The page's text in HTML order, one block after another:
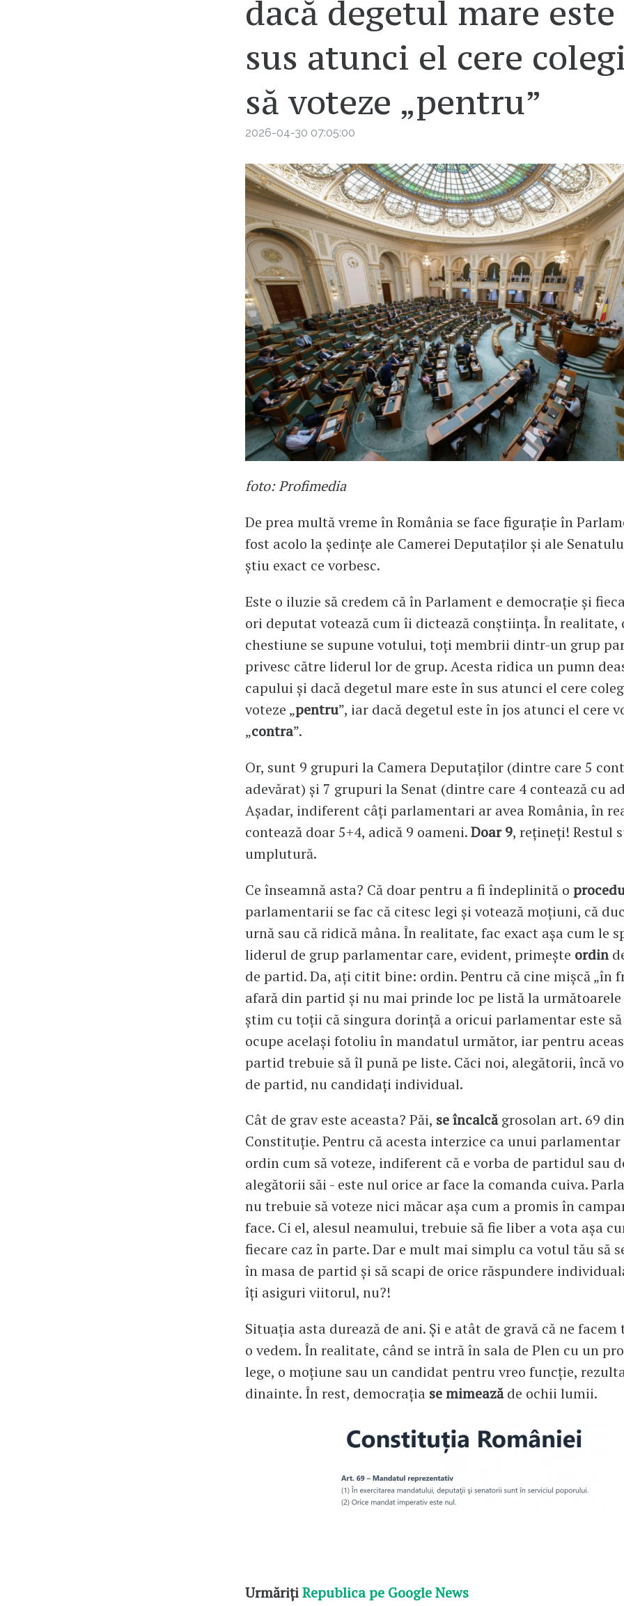
dacă degetul mare
sus atunci el cere
să voteze „pentru”
2026-04-30 07:05:00
foto: Profimedia
De prea multă vreme în România se face figurație în
fost acolo la ședințe ale Camerei Deputaților și ale
știu exact ce vorbesc.
Este o iluzie să credem că în Parlament e democrație și
ori deputat votează cum îi dictează conștiința. În realitate,
chestiune se supune votului, toți membrii dintr-un grup
privesc către liderul lor de grup. Acesta ridica un pumn
capului și dacă degetul mare este în sus atunci el cere
voteze „pentru”, iar dacă degetul este în jos atunci el cere
„contra”.
Or, sunt 9 grupuri la Camera Deputaților (dintre care 5
adevărat) și 7 grupuri la Senat (dintre care 4 contează cu
Așadar, indiferent câți parlamentari ar avea România, în
contează doar 5+4, adică 9 oameni.Doar 9, rețineți! Restul
umplutură.
Ce înseamnă asta? Că doar pentru a fi îndeplinită o
parlamentarii se fac că citesc legi și votează moțiuni, că
urnă sau că ridică mâna. În realitate, fac exact așa cum le
liderul de grup parlamentar care, evident, primește ordin
de partid. Da, ați citit bine: ordin. Pentru că cine mișcă „în
afară din partid și nu mai prinde loc pe listă la următoarele
știm cu toții că singura dorință a oricui parlamentar este
ocupe același fotoliu în mandatul următor, iar pentru
partid trebuie să îl pună pe liste. Căci noi, alegătorii, încă
de partid, nu candidați individual.
Cât de grav este aceasta? Păi, se încalcăgrosolan art. 69 din
Constituție. Pentru că acesta interzice ca unui parlamentar
ordin cum să voteze, indiferent că e vorba de partidul sau
alegătorii săi - este nul orice ar face la comanda cuiva.
nu trebuie să voteze nici măcar așa cum a promis în
face. Ci el, alesul neamului, trebuie să fie liber a vota așa
fiecare caz în parte. Dar e mult mai simplu ca votul tău să
în masa de partid și să scapi de orice răspundere
îți asiguri viitorul, nu?!
Situația asta durează de ani. Și e atât de gravă că ne facem
o vedem. În realitate, când se intră în sala de Plen cu un
lege, o moțiune sau un candidat pentru vreo funcție,
dinainte. În rest, democrația se mimeazăde ochii lumii.
UrmărițiRepublica pe Google News